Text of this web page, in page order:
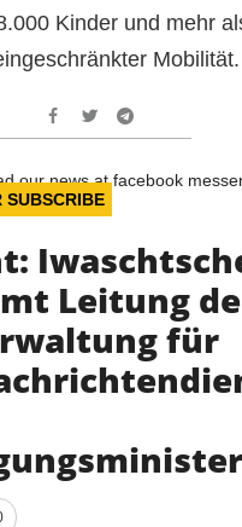
Kinder und mehr
Mobilität.
our news at facebook
SUBSCRIBE
Leitung
für